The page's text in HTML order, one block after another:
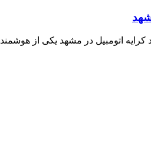
کرایه اتومبیل در مشهد یکی از